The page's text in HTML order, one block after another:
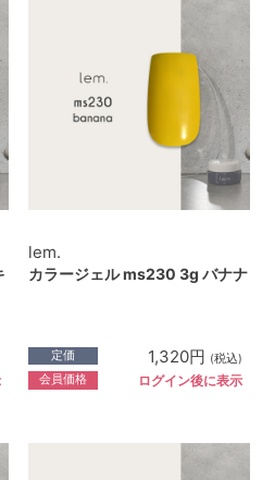
lem.
カラージェル ms230 3g バナナ
定価 1,320円 (税込)
会員価格 ログイン後に表示